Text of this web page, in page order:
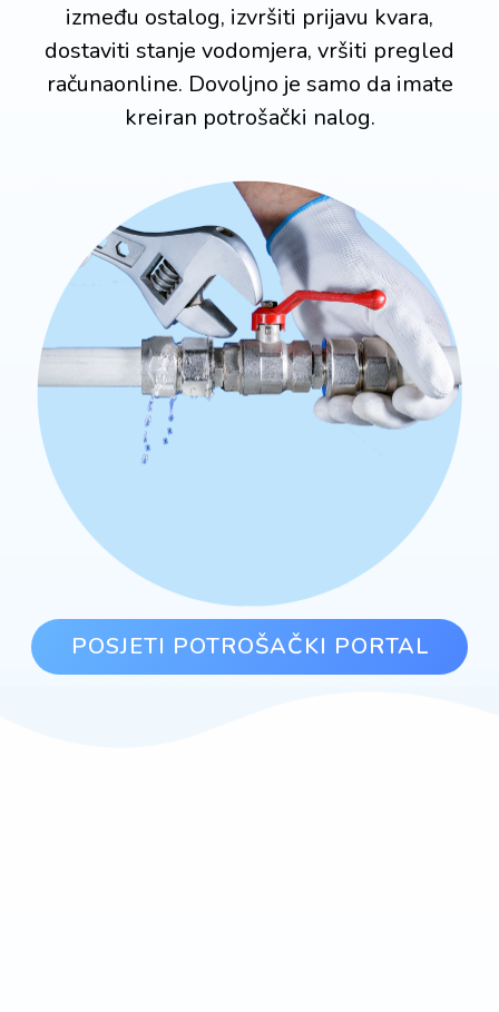
između ostalog, izvršiti prijavu kvara,
dostaviti stanje vodomjera, vršiti pregled
računaonline. Dovoljno je samo da imate
kreiran potrošački nalog.
POSJETI POTROŠAČKI PORTAL